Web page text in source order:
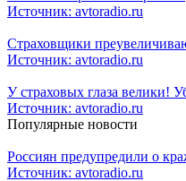
Источник: avtoradio.ru
Страховщики
Источник: avtoradio.ru
У страховых глаза
Источник: avtoradio.ru
Популярные новости
Россиян предупредили о
Источник: avtoradio.ru